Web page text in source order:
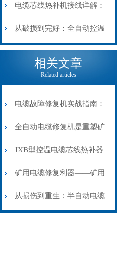
断逻辑
辑
工作原理：揭秘高效润滑的
机械密码
电缆芯线热补机接线详解：
从入门到精通
从破损到完好：全自动控温
电缆热补机的核心价值
相关文章
Related articles
电缆故障修复机实战指南：
从“盲测”到“精确定点”的三
步作业法
全自动电缆修复机是重塑矿
山电力动脉的“智能外科医
生”
JXB型控温电缆芯线热补器
安装与接线：精准修复的工
艺基石
矿用电缆修复利器——矿用
电缆热补机智能控温，安全
从损伤到重生：半自动电缆